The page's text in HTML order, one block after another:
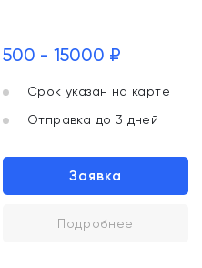
500 - 15000 ₽
Срок указан на карте
Отправка до 3 дней
Заявка
Подробнее